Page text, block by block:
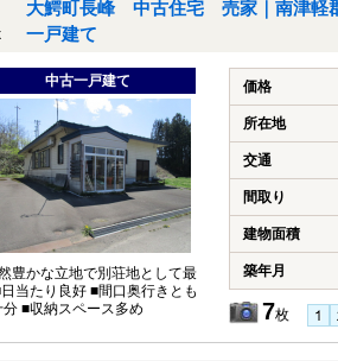
大鰐町長峰 中古住宅 売家｜南津軽
一戸建て
中古一戸建て
豊かな立地で別荘地として最
当たり良好 ■間口奥行きとも
分 ■収納スペース多め
価格
所在地
交通
間取り
建物面積
築年月
7枚